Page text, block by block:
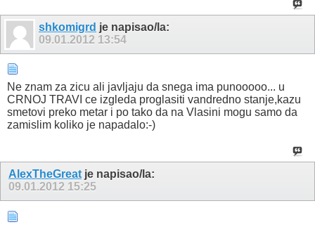
shkomigrd je napisao/la:
09.01.2012 13:54
Ne znam za zicu ali javljaju da snega ima punooooo... u
CRNOJ TRAVI ce izgleda proglasiti vandredno stanje,kazu
smetovi preko metar i po tako da na Vlasini mogu samo da
zamislim koliko je napadalo:-)
AlexTheGreat je napisao/la:
09.01.2012 15:25